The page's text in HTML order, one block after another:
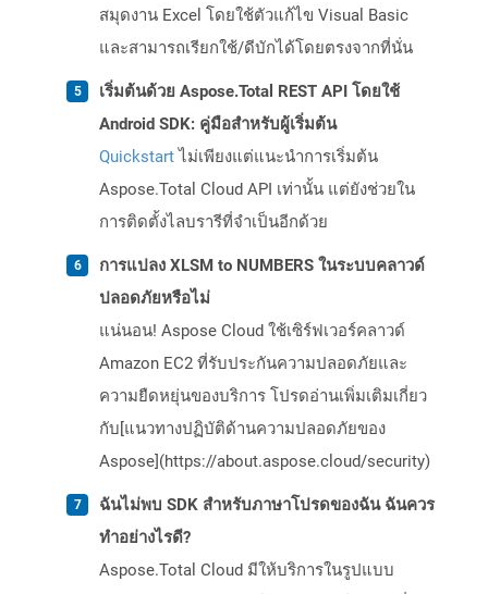
สมุดงาน Excel โดยใช้ตัวแก้ไข Visual Basic
และสามารถเรียกใช้/ดีบักได้โดยตรงจากที่นั่น
เริ่มต้นด้วย Aspose.Total REST API โดยใช้
Android SDK: คู่มือสำหรับผู้เริ่มต้น
Quickstartไม่เพียงแต่แนะนำการเริ่มต้น
Aspose.Total Cloud API เท่านั้น แต่ยังช่วยใน
การติดตั้งไลบรารีที่จำเป็นอีกด้วย
การแปลง XLSM to NUMBERS ในระบบคลาวด์
ปลอดภัยหรือไม่
แน่นอน! Aspose Cloud ใช้เซิร์ฟเวอร์คลาวด์
Amazon EC2 ที่รับประกันความปลอดภัยและ
ความยืดหยุ่นของบริการ โปรดอ่านเพิ่มเติมเกี่ยว
กับ[แนวทางปฏิบัติด้านความปลอดภัยของ
Aspose](https://about.aspose.cloud/security)
ฉันไม่พบ SDK สำหรับภาษาโปรดของฉัน ฉันควร
ทำอย่างไรดี?
Aspose.Total Cloud มีให้บริการในรูปแบบ